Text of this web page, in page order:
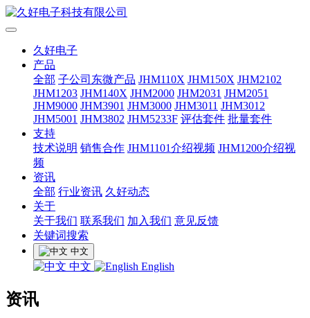
久好电子
产品
全部 子公司东微产品 JHM110X JHM150X JHM2102
JHM1203 JHM140X JHM2000 JHM2031 JHM2051
JHM9000 JHM3901 JHM3000 JHM3011 JHM3012
JHM5001 JHM3802 JHM5233F 评估套件 批量套件
支持
技术说明 销售合作 JHM1101介绍视频 JHM1200介绍视
频
资讯
全部 行业资讯 久好动态
关于
关于我们 联系我们 加入我们 意见反馈
关键词搜索
中文
中文 English
资讯